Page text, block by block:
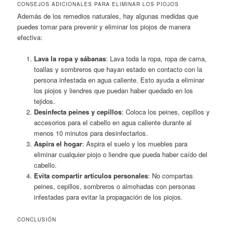
CONSEJOS ADICIONALES PARA ELIMINAR LOS PIOJOS
Además de los remedios naturales, hay algunas medidas que
puedes tomar para prevenir y eliminar los piojos de manera
efectiva:
Lava la ropa y sábanas: Lava toda la ropa, ropa de cama,
toallas y sombreros que hayan estado en contacto con la
persona infestada en agua caliente. Esto ayuda a eliminar
los piojos y liendres que puedan haber quedado en los
tejidos.
Desinfecta peines y cepillos: Coloca los peines, cepillos y
accesorios para el cabello en agua caliente durante al
menos 10 minutos para desinfectarlos.
Aspira el hogar: Aspira el suelo y los muebles para
eliminar cualquier piojo o liendre que pueda haber caído del
cabello.
Evita compartir artículos personales: No compartas
peines, cepillos, sombreros o almohadas con personas
infestadas para evitar la propagación de los piojos.
CONCLUSIÓN